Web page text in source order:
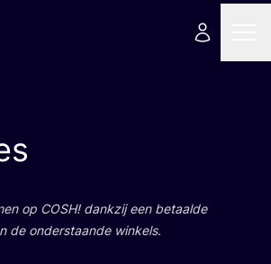
op COSH! dank­zij een betaal­de
de onder­staan­de winkels.